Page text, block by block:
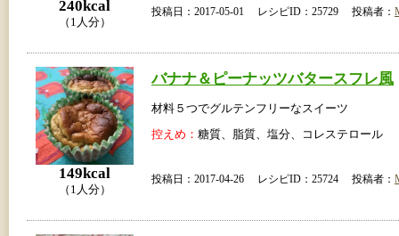
240kcal
（1人分）
投稿日：2017-05-01 レシピID：25729 投稿者：
149kcal
（1人分）
バナナ＆ピーナッツバタースフレ風
材料５つでグルテンフリーなスイーツ
控えめ： 糖質、脂質、塩分、コレステロール
投稿日：2017-04-26 レシピID：25724 投稿者：